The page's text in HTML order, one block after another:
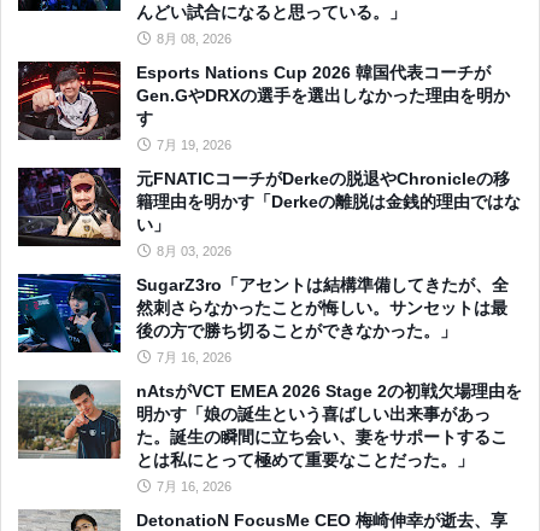
んどい試合になると思っている。」
8月 08, 2026
Esports Nations Cup 2026 韓国代表コーチが
Gen.GやDRXの選手を選出しなかった理由を明か
す
7月 19, 2026
元FNATICコーチがDerkeの脱退やChronicleの移
籍理由を明かす「Derkeの離脱は金銭的理由ではな
い」
8月 03, 2026
SugarZ3ro「アセントは結構準備してきたが、全
然刺さらなかったことが悔しい。サンセットは最
後の方で勝ち切ることができなかった。」
7月 16, 2026
nAtsがVCT EMEA 2026 Stage 2の初戦欠場理由を
明かす「娘の誕生という喜ばしい出来事があっ
た。誕生の瞬間に立ち会い、妻をサポートするこ
とは私にとって極めて重要なことだった。」
7月 16, 2026
DetonatioN FocusMe CEO 梅崎伸幸が逝去、享